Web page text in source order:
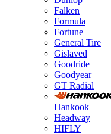
Falken
Formula
Fortune
General Tire
Gislaved
Goodride
Goodyear
GT Radial
Hankook
Headway
HIFLY